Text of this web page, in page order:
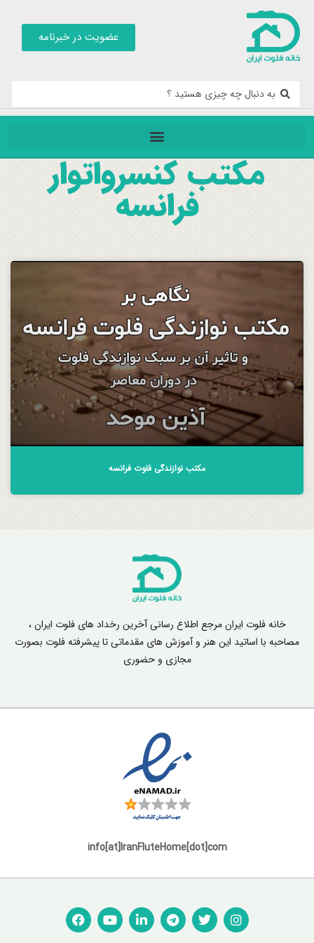
عضویت در خبرنامه
مکتب کنسرواتوار
فرانسه
مکتب نوازندگی فلوت فرانسه
خانه فلوت ایران مرجع اطلاع رسانی آخرین رخداد های فلوت ایران ،
مصاحبه با اساتید این هنر و آموزش های مقدماتی تا پیشرفته فلوت بصورت
مجازی و حضوری
info[at]IranFluteHome[dot]com